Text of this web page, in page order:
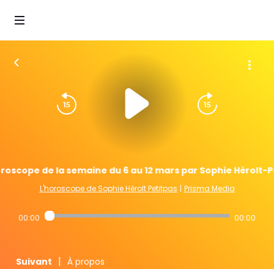
de la semaine du 6 au 12 mars par Sophie Hérolt-
L'horoscope de Sophie Hérolt Petitpas | Prisma Media
00:00 00:00
Suivant | À propos